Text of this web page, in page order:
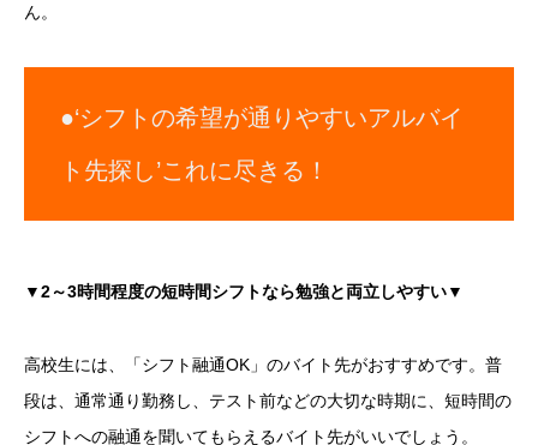
ん。
●‘シフトの希望が通りやすいアルバイ
ト先探し’これに尽きる！
▼2～3時間程度の短時間シフトなら勉強と両立しやすい▼
高校生には、「シフト融通OK」のバイト先がおすすめです。普
段は、通常通り勤務し、テスト前などの大切な時期に、短時間の
シフトへの融通を聞いてもらえるバイト先がいいでしょう。